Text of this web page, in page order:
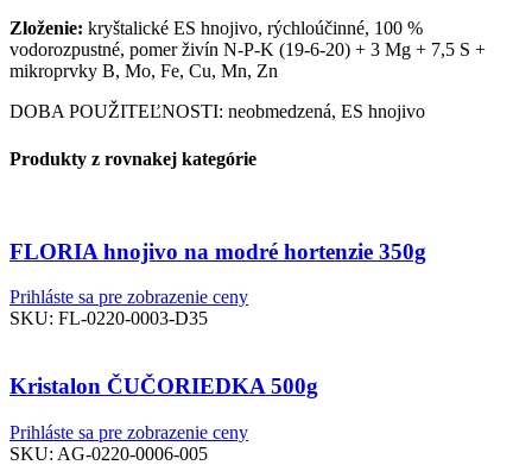
Zloženie: kryštalické ES hnojivo, rýchloúčinné, 100 %
vodorozpustné, pomer živín N-P-K (19-6-20) + 3 Mg + 7,5 S +
mikroprvky B, Mo, Fe, Cu, Mn, Zn
DOBA POUŽITEĽNOSTI: neobmedzená, ES hnojivo
Produkty z rovnakej kategórie
FLORIA hnojivo na modré hortenzie 350g
Prihláste sa pre zobrazenie ceny
SKU: FL-0220-0003-D35
Kristalon ČUČORIEDKA 500g
Prihláste sa pre zobrazenie ceny
SKU: AG-0220-0006-005